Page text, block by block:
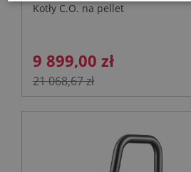
Kotły C.O. na pellet
9 899,00 zł
21 068,67 zł